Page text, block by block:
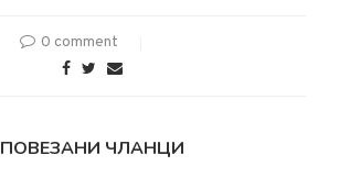
0 comment
ПОВЕЗАНИ ЧЛАНЦИ